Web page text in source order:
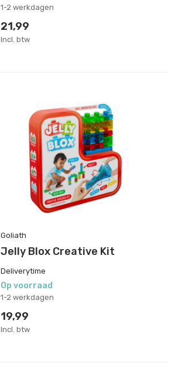
1-2 werkdagen
21,99
Incl. btw
Goliath
Jelly Blox Creative Kit
Deliverytime
Op voorraad
1-2 werkdagen
19,99
Incl. btw